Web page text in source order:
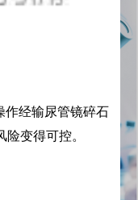
作经输尿管镜碎石
变得可控。